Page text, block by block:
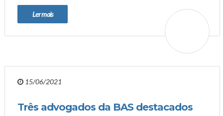
Ler mais
15/06/2021
Três advogados da BAS destacados